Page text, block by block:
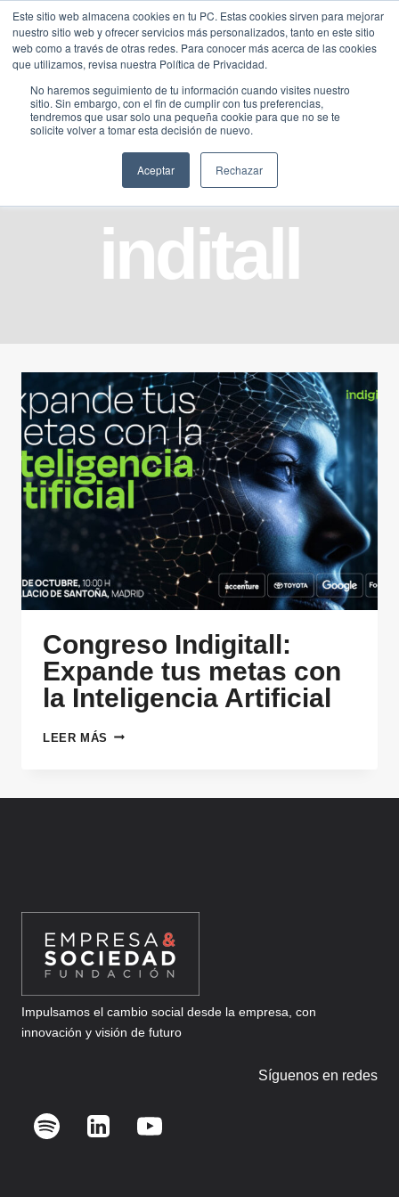
Este sitio web almacena cookies en tu PC. Estas cookies sirven para mejorar
nuestro sitio web y ofrecer servicios más personalizados, tanto en este sitio
web como a través de otras redes. Para conocer más acerca de las cookies
que utilizamos, revisa nuestra Política de Privacidad.
No haremos seguimiento de tu información cuando visites nuestro
sitio. Sin embargo, con el fin de cumplir con tus preferencias,
tendremos que usar solo una pequeña cookie para que no se te
solicite volver a tomar esta decisión de nuevo.
Aceptar Rechazar
Saltar
contenido
inditall
Congreso Indigitall:
Expande tus metas con
la Inteligencia Artificial
LEER MÁS CONGRESO
Impulsamos el cambio social desde la empresa, con
innovación y visión de futuro
Síguenos en redes
Traducir »